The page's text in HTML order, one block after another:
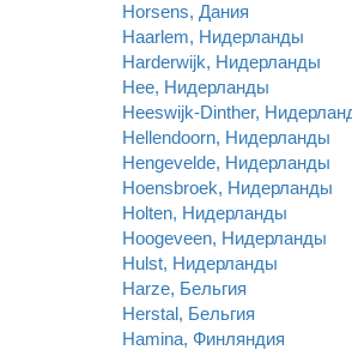
Horsens, Дания
Haarlem, Нидерланды
Harderwijk, Нидерланды
Hee, Нидерланды
Heeswijk-Dinther,
Hellendoorn, Нидерланды
Hengevelde, Нидерланды
Hoensbroek, Нидерланды
Holten, Нидерланды
Hoogeveen, Нидерланды
Hulst, Нидерланды
Harze, Бельгия
Herstal, Бельгия
Hamina, Финляндия